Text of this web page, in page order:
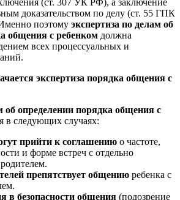
доказательством по делу (ст. 55 ГПК
поэтому экспертиза по делам об
общения с ребенком должна
всех процессуальных и
экспертиза порядка общения с
об определении порядка общения с
в следующих случаях:
прийти к соглашению о частоте,
и форме встреч с отдельно
препятствует общению ребенка с
в безопасности общения (подозрение